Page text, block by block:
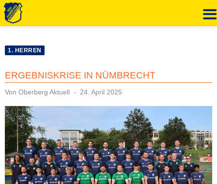
Inhalt
1. HERREN
ERGEBNISKRISE IN NÜMBRECHT
Von Oberberg Aktuell
Veröffentlicht
24. April 2025